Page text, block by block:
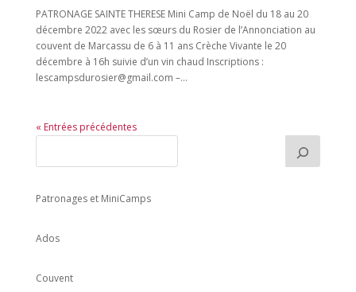
PATRONAGE SAINTE THERESE Mini Camp de Noël du 18 au 20
décembre 2022 avec les sœurs du Rosier de l’Annonciation au
couvent de Marcassu de 6 à 11 ans Crèche Vivante le 20
décembre à 16h suivie d’un vin chaud Inscriptions :
lescampsdurosier@gmail.com –...
« Entrées précédentes
Patronages et MiniCamps
Ados
Couvent